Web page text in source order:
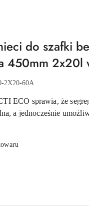
do szafki
450mm 2x20l
2X20-60A
ECO sprawia, że
a jednocześnie